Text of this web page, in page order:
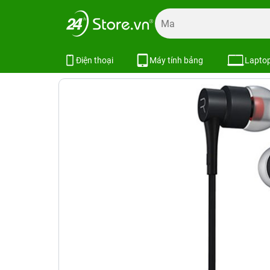
Điện thoại Máy tính bảng
Trang chủ Tai nghe